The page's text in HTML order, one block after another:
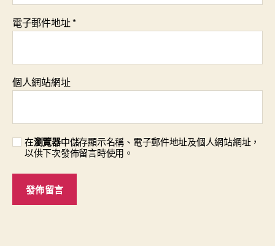
電子郵件地址*
個人網站網址
在瀏覽器中儲存顯示名稱、電子郵件地址及個人網站網址，
以供下次發佈留言時使用。